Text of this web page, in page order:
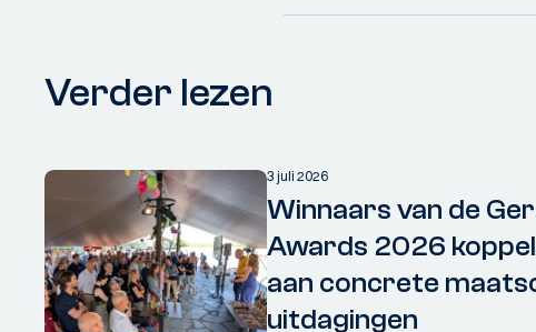
Verder lezen
3 juli 2026
Winnaars van de
Awards 2026
aan concrete
uitdagingen